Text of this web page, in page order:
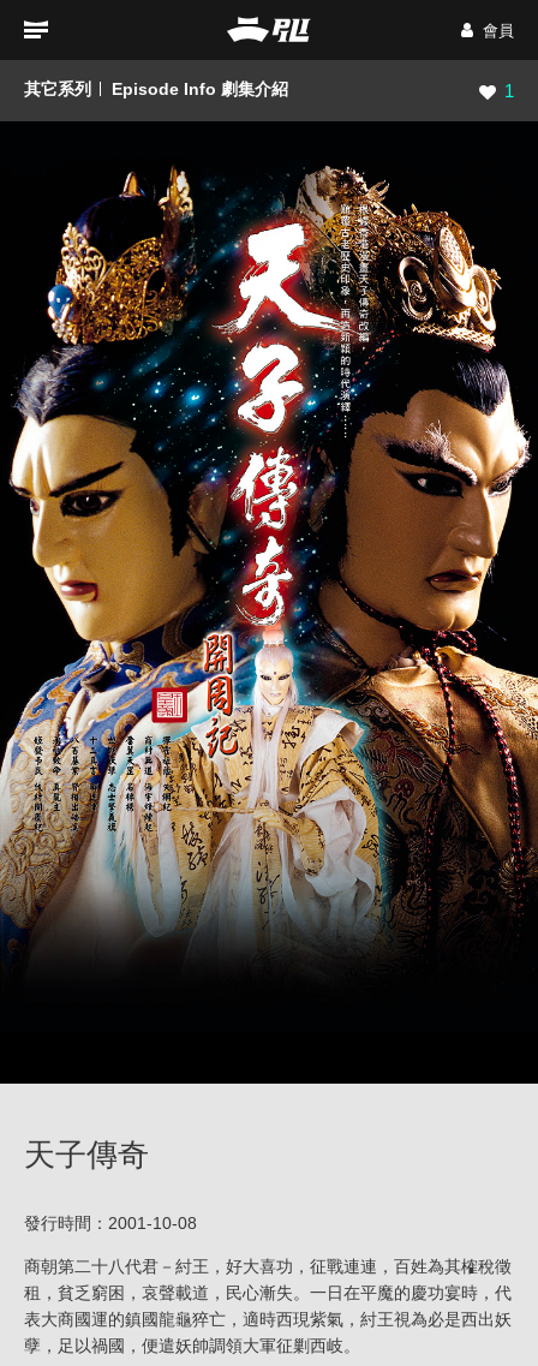
會員
其它系列 Episode Info 劇集介紹 瀏覽
1
天子傳奇
發行時間：2001-10-08
商朝第二十八代君－紂王，好大喜功，征戰連連，百姓為其榷稅徵
租，貧乏窮困，哀聲載道，民心漸失。一日在平魔的慶功宴時，代
表大商國運的鎮國龍龜猝亡，適時西現紫氣，紂王視為必是西出妖
孽，足以禍國，便遣妖帥調領大軍征剿西岐。